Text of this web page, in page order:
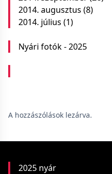
2014. augusztus (8)
2014. július (1)
Nyári fotók - 2025
A hozzászólások lezárva.
2025 nyár